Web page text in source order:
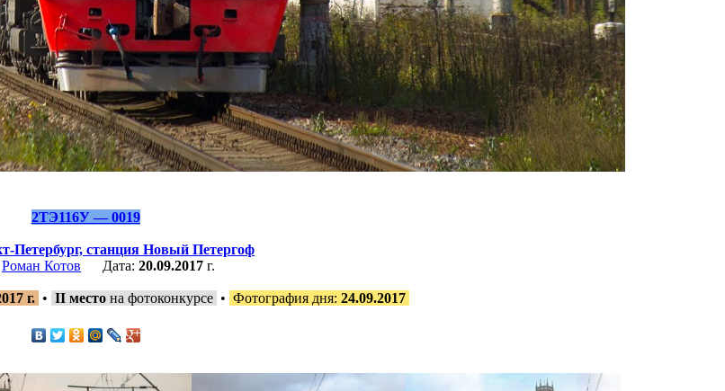
2ТЭ116У — 0019
Петербург, станция Новый Петергоф
Роман Котов Дата: 20.09.2017 г.
г. • II местона фотоконкурсе • Фотография дня: 24.09.2017